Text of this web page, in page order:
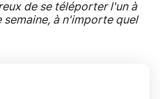
de se téléporter l'un à
à n'importe quel